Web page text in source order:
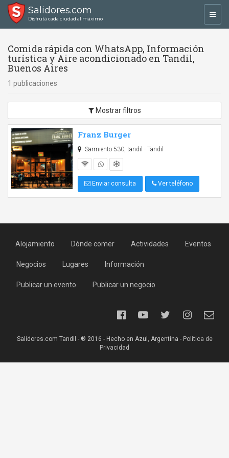
Salidores.com
Disfrutá cada ciudad al máximo
Comida rápida con WhatsApp, Información
turística y Aire acondicionado en Tandil,
Buenos Aires
1 publicaciones
Mostrar filtros
Franz Burger
Sarmiento 530, tandil - Tandil
Enviar consulta Ver teléfono
Alojamiento Dónde comer Actividades Eventos
Negocios Lugares Información
Publicar un evento Publicar un negocio
Salidores.com Tandil - ® 2016 - Hecho en Azul, Argentina - Política de
Privacidad